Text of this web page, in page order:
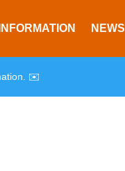
INFORMATION NEWS
✉️